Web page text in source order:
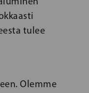
tulee
Olemme